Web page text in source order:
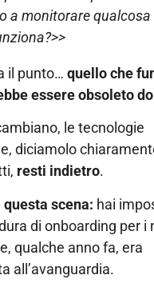
a monitorare qualcosa
il punto… quello che
essere obsoleto
le tecnologie
diciamolo
resti indietro.
scena: hai
di onboarding per i
qualche anno fa, era
all’avanguardia.